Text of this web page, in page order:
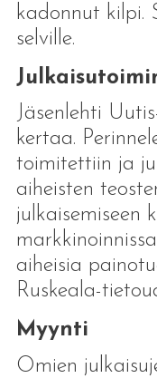
kadonnut kilpi.
selville.
Jäsenlehti
kertaa.
toimitettiin ja
aiheisten
julkaisemiseen
aiheisia
Ruskeala-
Myynti
Omien